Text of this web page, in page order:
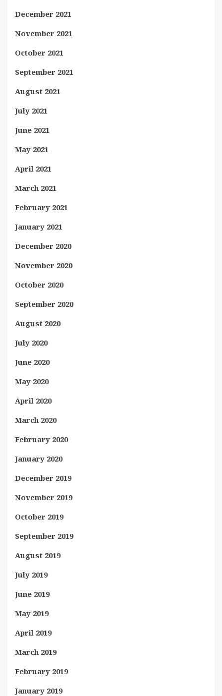
December 2021
November 2021
October 2021
September 2021
August 2021
July 2021
June 2021
May 2021
April 2021
March 2021
February 2021
January 2021
December 2020
November 2020
October 2020
September 2020
August 2020
July 2020
June 2020
May 2020
April 2020
March 2020
February 2020
January 2020
December 2019
November 2019
October 2019
September 2019
August 2019
July 2019
June 2019
May 2019
April 2019
March 2019
February 2019
January 2019